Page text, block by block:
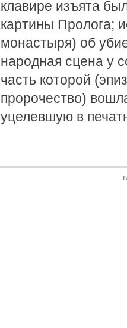
клавире изъята
картины Пролога;
монастыря) об
народная сцена у
часть которой
пророчество)
уцелевшую в